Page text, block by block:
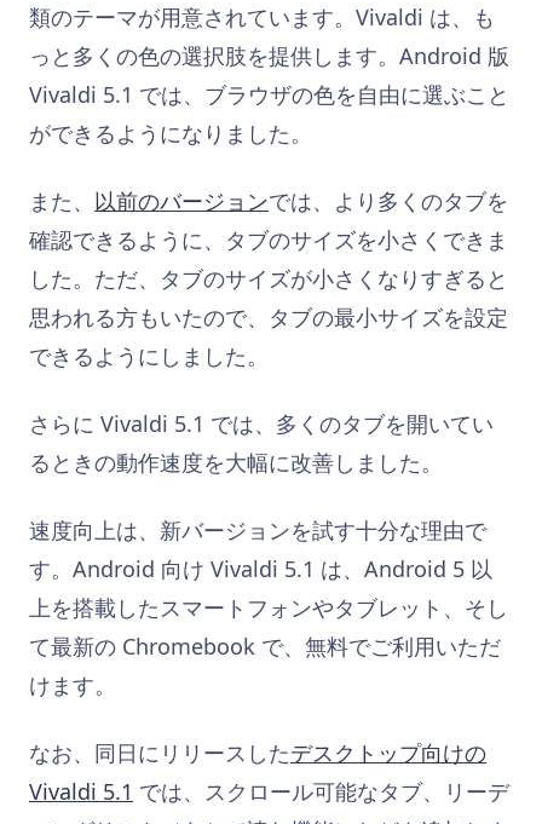
類のテーマが用意されています。Vivaldi は、も
っと多くの色の選択肢を提供します。Android 版
Vivaldi 5.1 では、ブラウザの色を自由に選ぶこと
ができるようになりました。
また、 以前のバージョンでは、より多くのタブを
確認できるように、タブのサイズを小さくできま
した。ただ、タブのサイズが小さくなりすぎると
思われる方もいたので、タブの最小サイズを設定
できるようにしました。
さらに Vivaldi 5.1 では、多くのタブを開いてい
るときの動作速度を大幅に改善しました。
速度向上は、新バージョンを試す十分な理由で
す。Android 向け Vivaldi 5.1 は、Android 5 以
上を搭載したスマートフォンやタブレット、そし
て最新の Chromebook で、無料でご利用いただ
けます。
なお、同日にリリースしたデスクトップ向けの
Vivaldi 5.1 では、スクロール可能なタブ、リーデ